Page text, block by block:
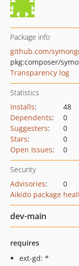
Package info
github.com/
pkg:composer/
Transparency log
Statistics
Installs:
48
Dependents:
0
Suggesters:
0
Stars:
0
Open Issues: 0
Security
Advisories:
0
Aikido package
dev-main
requires
ext-gd: *